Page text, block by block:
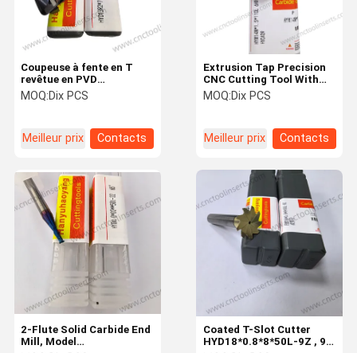
À La Maison Produits
À Propos De
Nous
L'usine
Extrusion Tap Precision
CNC Cutting Tool With
PVD Coating Model
Aluminum Alloy , Low -
Carbon Steel , Copper
Alloy , Mild Steel
MOQ:Dix PCS
Meilleur prix Contacts
Coupeuse à fente en T
revêtue en PVD
HYD13R2*7*D8*28*SD12*80
- Pour l'usinage de l'acier
MOQ:Dix PCS
Meilleur prix Contacts
Coated T-Slot Cutter
HYD18*0.8*8*50L-9Z , 9-
2-Flute Solid Carbide End
Mill, Model